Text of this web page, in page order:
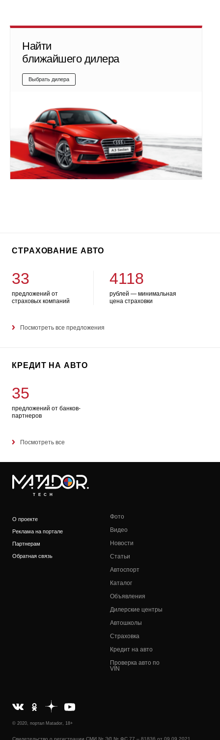
Найти
ближайшего дилера
Выбрать дилера
СТРАХОВАНИЕ АВТО
33
предложений от
страховых компаний
4118
рублей — минимальная
цена страховки
Посмотреть все предложения
КРЕДИТ НА АВТО
35
предложений от банков-
партнеров
Посмотреть все
TECH
О проекте
Реклама на портале
Партнерам
Обратная связь
Фото
Видео
Новости
Статьи
Автоспорт
Каталог
Объявления
Дилерские центры
Автошколы
Страховка
Кредит на авто
Проверка авто по
VIN
© 2020, портал Matador, 18+
Свидетельство о регистрации СМИ № ЭЛ № ФС 77 – 81836 от 09.09.2021